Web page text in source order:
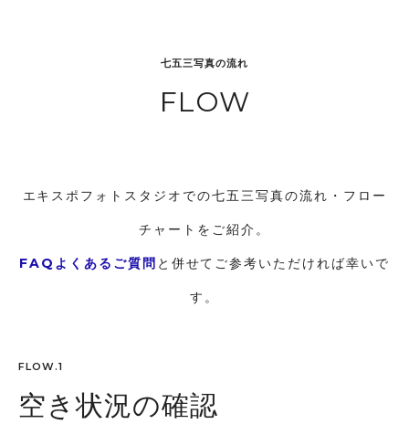
七五三写真の流れ
FLOW
エキスポフォトスタジオでの七五三写真の流れ・フロー
チャートをご紹介。
FAQよくあるご質問 と併せてご参考いただければ幸いで
す。
FLOW.1
空き状況の確認